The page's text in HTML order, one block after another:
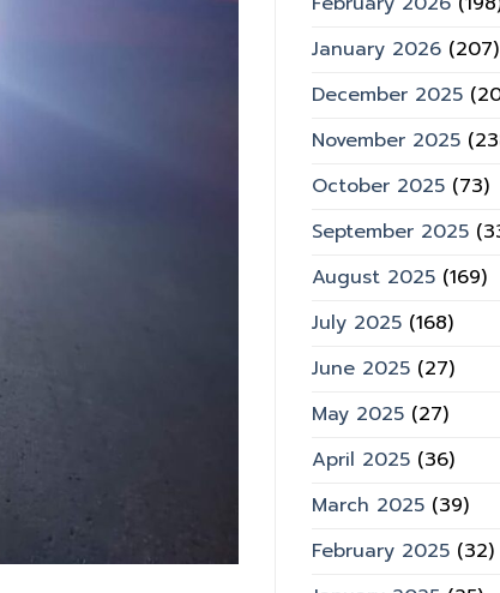
January 2026(207)
December 2025
November 2025
October 2025(73)
September 2025
August 2025(169)
July 2025(168)
June 2025(27)
May 2025(27)
April 2025(36)
March 2025(39)
February 2025(32)